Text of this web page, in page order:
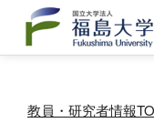
教員・研究者情報